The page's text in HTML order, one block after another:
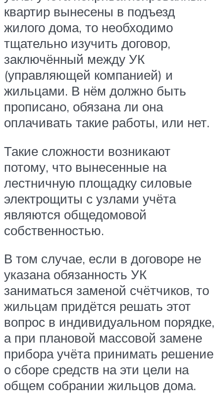
квартир вынесены в подъезд
жилого дома, то необходимо
тщательно изучить договор,
заключённый между УК
(управляющей компанией) и
жильцами. В нём должно быть
прописано, обязана ли она
оплачивать такие работы, или нет.
Такие сложности возникают
потому, что вынесенные на
лестничную площадку силовые
электрощиты с узлами учёта
являются общедомовой
собственностью.
В том случае, если в договоре не
указана обязанность УК
заниматься заменой счётчиков, то
жильцам придётся решать этот
вопрос в индивидуальном порядке,
а при плановой массовой замене
прибора учёта принимать решение
о сборе средств на эти цели на
общем собрании жильцов дома.